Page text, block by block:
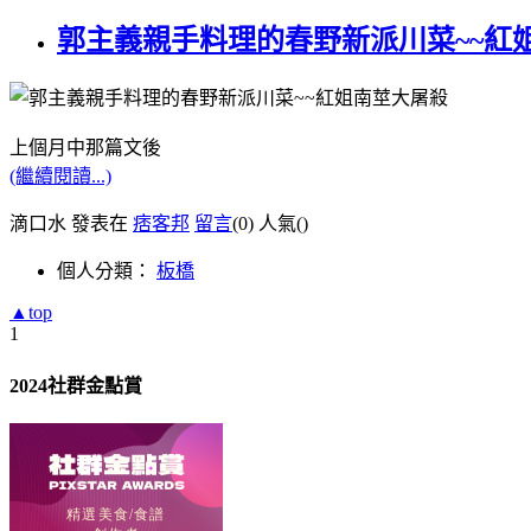
郭主義親手料理的春野新派川菜~~紅
上個月中那篇文後
(繼續閱讀...)
滴口水 發表在 痞客邦 留言(0) 人氣()
個人分類： 板橋
▲top
1
2024社群金點賞